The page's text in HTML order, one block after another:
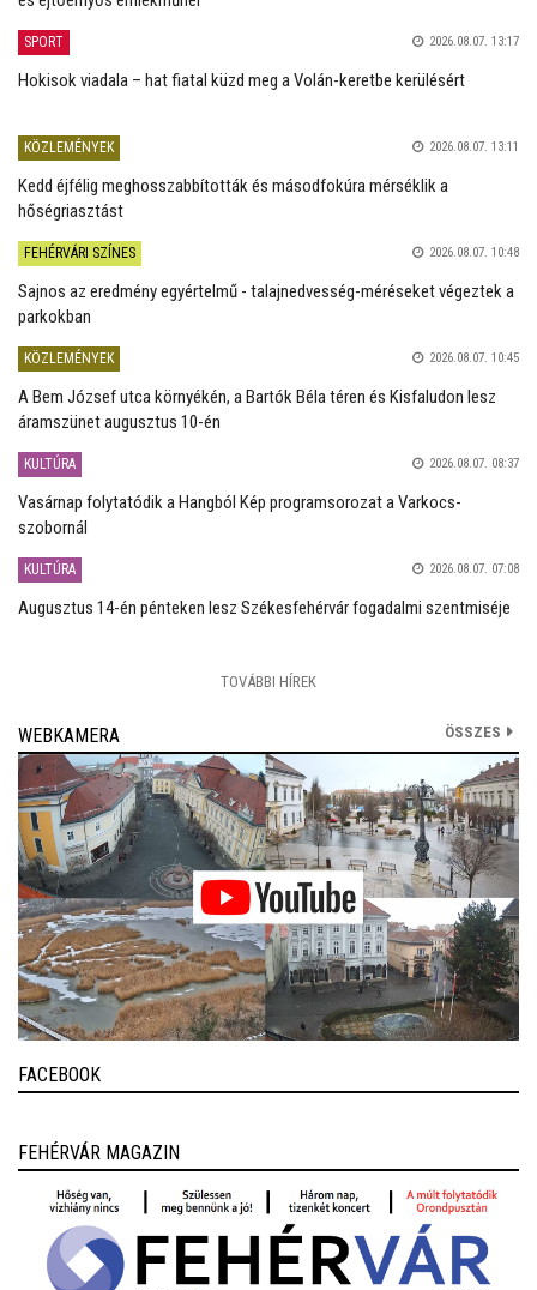
SPORT 2026.08.07. 13:17
Hokisok viadala – hat fiatal küzd meg a Volán-keretbe kerülésért
KÖZLEMÉNYEK 2026.08.07. 13:11
Kedd éjfélig meghosszabbították és másodfokúra mérséklik a
hőségriasztást
FEHÉRVÁRI SZÍNES 2026.08.07. 10:48
Sajnos az eredmény egyértelmű - talajnedvesség-méréseket végeztek a
parkokban
KÖZLEMÉNYEK 2026.08.07. 10:45
A Bem József utca környékén, a Bartók Béla téren és Kisfaludon lesz
áramszünet augusztus 10-én
KULTÚRA 2026.08.07. 08:37
Vasárnap folytatódik a Hangból Kép programsorozat a Varkocs-
szobornál
KULTÚRA 2026.08.07. 07:08
Augusztus 14-én pénteken lesz Székesfehérvár fogadalmi szentmiséje
TOVÁBBI HÍREK
WEBKAMERA ÖSSZES
FACEBOOK
FEHÉRVÁR MAGAZIN